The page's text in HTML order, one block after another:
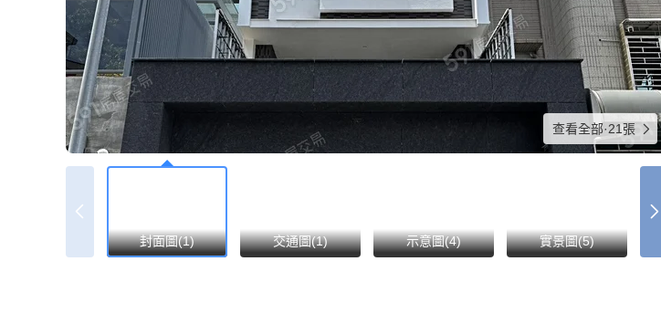
查看全部·21張
封面圖(1) 交通圖(1) 示意圖(4) 實景圖(5)